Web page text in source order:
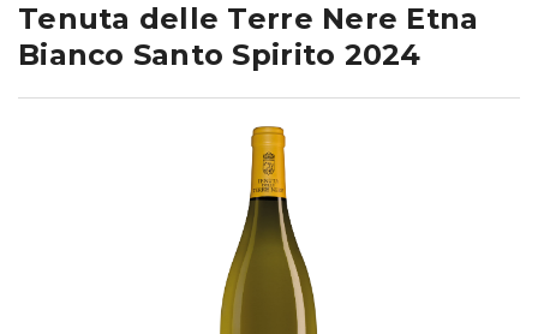
Tenuta delle Terre Nere Etna
Bianco Santo Spirito 2024